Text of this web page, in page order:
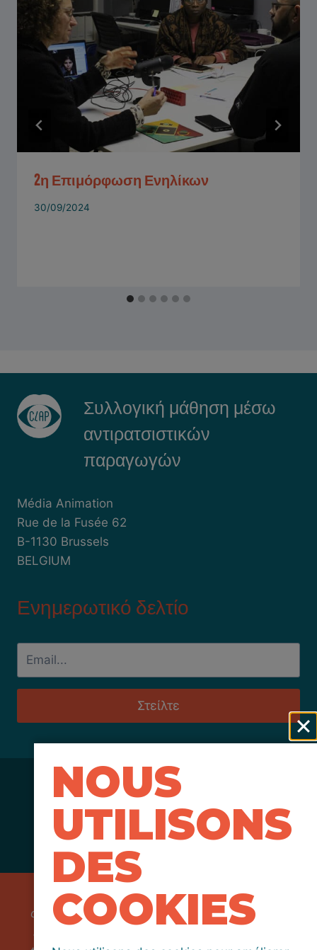
2η Επιμόρφωση Ενηλίκων
30/09/2024
Συλλογική μάθηση μέσω
αντιρατσιστικών
παραγωγών
Média Animation
Rue de la Fusée 62
B-1130 Brussels
BELGIUM
Ενημερωτικό δελτίο
Στείλτε
Funded by the European Union. Views and
opinions expressed are however those of the
author(s) only and do not necessarily reflect
NOUS
UTILISONS
DES
COOKIES